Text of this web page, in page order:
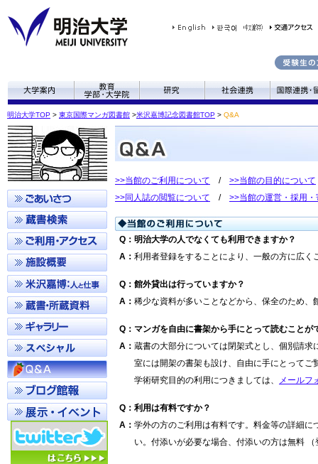
明治大学TOP > 東京国際マンガ図書館 >米沢嘉博記念図書館TOP > Q&A
>>当館のご利用について / >>当館の目的について
>>同人誌の閲覧について / >>当館の運営・採用
Q ： 明治大学の人でなくても利用できますか？
A ： 利用者登録をすることにより、一般の方に広く
Q ： 館外貸出は行っていますか？
A ： 稀少な資料が多いことなどから、保全のため、
Q ： マンガを自由に書架から手にとって読むことが
A ： 蔵書の大部分については閉架式とし、個別請
室には開架の書架も設け、自由に手にとって
学術研究目的の利用につきましては、
メールフ
Q ： 利用は有料ですか？
A ： 学外の方のご利用は有料です。料金等の詳細に
い。付添いが必要な場合、付添いの方は無料